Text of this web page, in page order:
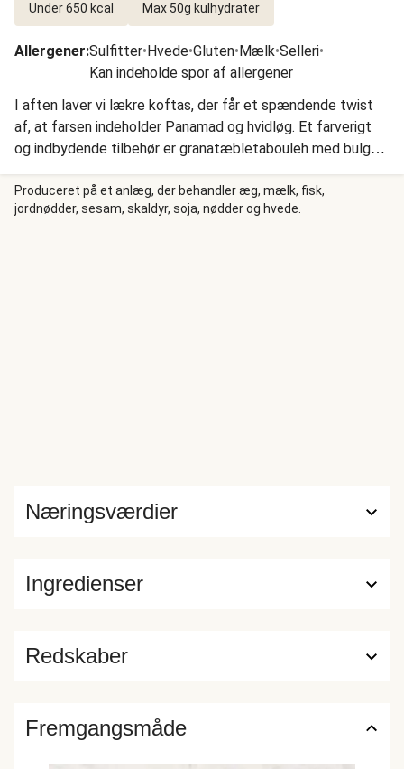
Under 650 kcal Max 50g kulhydrater
Allergener:Sulfitter•Hvede•Gluten•Mælk•Selleri•
Kan indeholde spor af allergener
I aften laver vi lækre koftas, der får et spændende twist
af, at farsen indeholder Panamad og hvidløg. Et farverigt
og indbydende tilbehør er granatæbletabouleh med bulgur,
agurk, tomat og spinat. Vi topper med cremet yoghurt og
smukt grøn mynte, og så er maden færdig!
Produceret på et anlæg, der behandler æg, mælk, fisk,
jordnødder, sesam, skaldyr, soja, nødder og hvede.
Ingredienser
Næringsværdier
Redskaber
Fremgangsmåde